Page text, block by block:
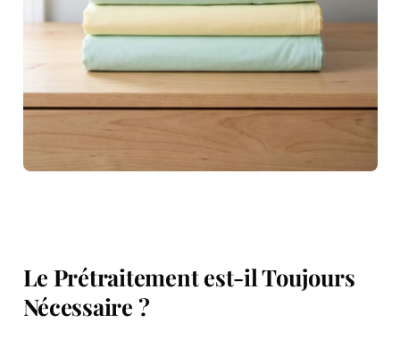
Le Prétraitement est-il Toujours
Nécessaire ?